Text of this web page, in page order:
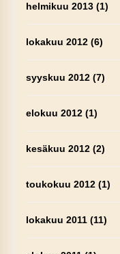
helmikuu 2013(1)
lokakuu 2012(6)
syyskuu 2012(7)
elokuu 2012(1)
kesäkuu 2012(2)
toukokuu 2012(1)
lokakuu 2011(11)